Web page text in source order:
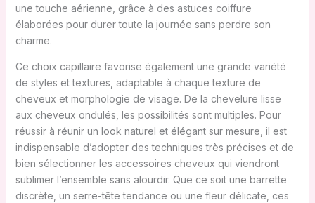
une touche aérienne, grâce à des astuces coiffure
élaborées pour durer toute la journée sans perdre son
charme.
Ce choix capillaire favorise également une grande variété
de styles et textures, adaptable à chaque texture de
cheveux et morphologie de visage. De la chevelure lisse
aux cheveux ondulés, les possibilités sont multiples. Pour
réussir à réunir un look naturel et élégant sur mesure, il est
indispensable d’adopter des techniques très précises et de
bien sélectionner les accessoires cheveux qui viendront
sublimer l’ensemble sans alourdir. Que ce soit une barrette
discrète, un serre-tête tendance ou une fleur délicate, ces